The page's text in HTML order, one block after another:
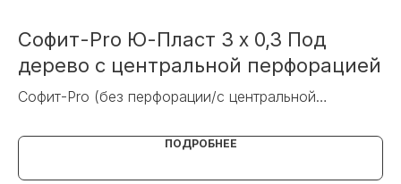
Софит-Pro Ю-Пласт 3 х 0,3 Под
дерево с центральной перфорацией
Софит-Pro (без перфорации/с центральной
ПОДРОБНЕЕ
MAX
TELEGRAM